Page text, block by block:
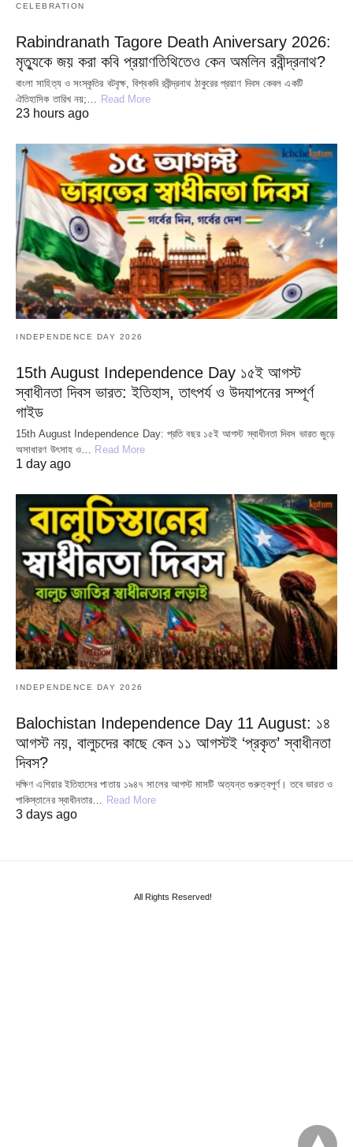
CELEBRATION
Rabindranath Tagore Death Aniversary 2026:
মৃত্যুকে জয় করা কবি প্রয়াণতিথিতেও কেন অমলিন রবীন্দ্রনাথ?
বাংলা সাহিত্য ও সংস্কৃতির বটবৃক্ষ, বিশ্বকবি রবীন্দ্রনাথ ঠাকুরের প্রয়াণ দিবস কেবল একটি
ঐতিহাসিক তারিখ নয়;… Read More
23 hours ago
INDEPENDENCE DAY 2026
15th August Independence Day ১৫ই আগস্ট
স্বাধীনতা দিবস ভারত: ইতিহাস, তাৎপর্য ও উদযাপনের সম্পূর্ণ
গাইড
15th August Independence Day: প্রতি বছর ১৫ই আগস্ট স্বাধীনতা দিবস ভারত জুড়ে
অসাধারণ উৎসাহ ও…
Read More
1 day ago
INDEPENDENCE DAY 2026
Balochistan Independence Day 11 August: ১৪
আগস্ট নয়, বালুচদের কাছে কেন ১১ আগস্টই ‘প্রকৃত’ স্বাধীনতা
দিবস?
দক্ষিণ এশিয়ার ইতিহাসের পাতায় ১৯৪৭ সালের আগস্ট মাসটি অত্যন্ত গুরুত্বপূর্ণ। তবে ভারত ও
পাকিস্তানের স্বাধীনতার… Read More
3 days ago
All Rights Reserved!